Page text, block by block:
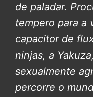
de paladar.
tempero para a
capacitor de
ninjas, a
sexualmente
percorre o